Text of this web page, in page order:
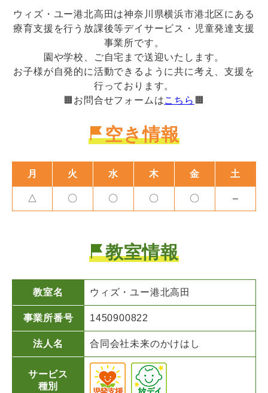
ウィズ・ユー港北高田は神奈川県横浜市港北区にある
療育支援を行う放課後等デイサービス・児童発達支援
事業所です。
園や学校、ご自宅まで送迎いたします。
お子様が自発的に活動できるように共に考え、支援を
行っております。
🟧お問合せフォームはこちら 🟧
空き情報
月 火 水 木 金 土
△ 〇 〇 〇 〇 –
教室情報
教室名 ウィズ・ユー港北高田
事業所番号 1450900822
法人名 合同会社未来のかけはし
サービス
種別